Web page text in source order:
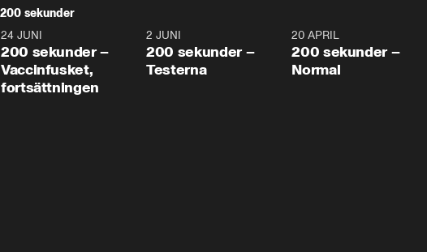
200 sekunder
5:00
24 JUNI
200 sekunder –
Vaccinfusket,
fortsättningen
4:23
2 JUNI
200 sekunder –
Testerna
20 APRIL
200 sekunder –
Normal